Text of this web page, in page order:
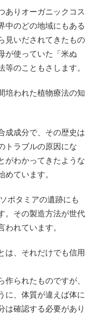
ありオーガニックコス
中のどの地域にもある
見いだされてきたもの
が使っていた「米ぬ
のこともさします。
培われた植物療法の知
成成分で、その歴史は
トラブルの原因にな
がわかってきたような
めています。
ポタミアの遺跡にも
。その製造方法が世代
われています。
は、それだけでも信用
作られたものですが、
に、体質が違えば体に
は確認する必要があり